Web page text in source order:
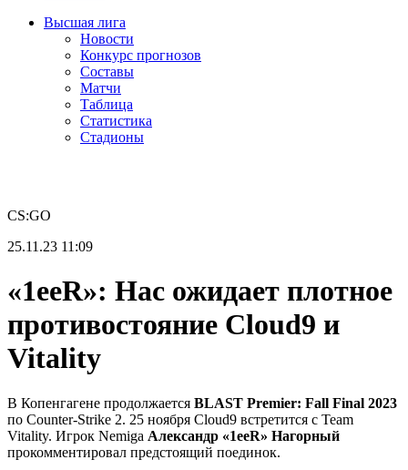
Высшая лига
Новости
Конкурс прогнозов
Составы
Матчи
Таблица
Статистика
Стадионы
CS:GO
25.11.23 11:09
«1eeR»: Нас ожидает плотное
противостояние Cloud9 и
Vitality
В Копенгагене продолжается BLAST Premier: Fall Final 2023
по Counter-Strike 2. 25 ноября Cloud9 встретится с Team
Vitality. Игрок Nemiga Александр «1eeR» Нагорный
прокомментировал предстоящий поединок.